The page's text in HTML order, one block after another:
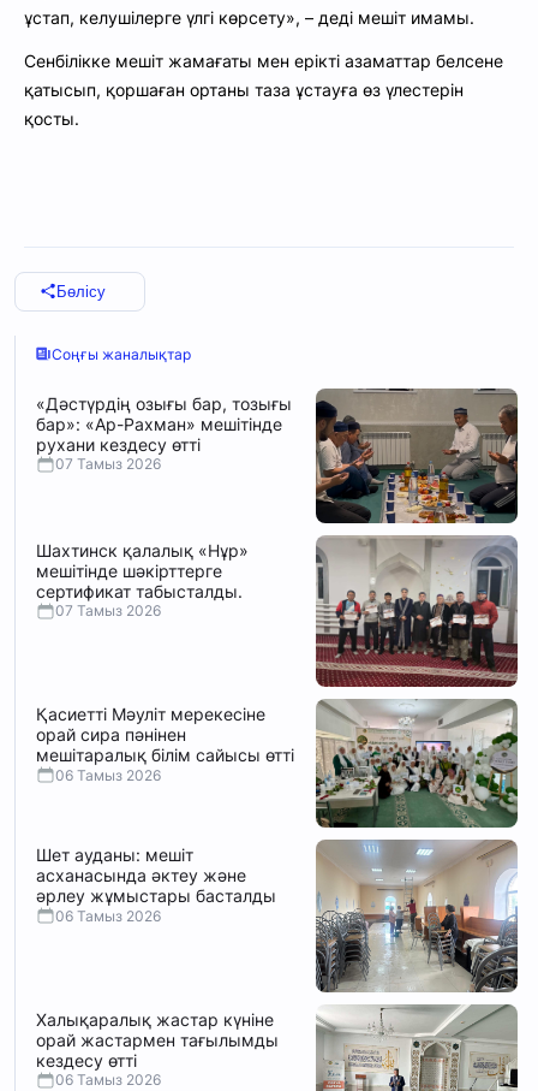
ұстап, келушілерге үлгі көрсету», – деді мешіт имамы.
Сенбілікке мешіт жамағаты мен ерікті азаматтар белсене
қатысып, қоршаған ортаны таза ұстауға өз үлестерін
қосты.
Бөлісу
Соңғы жаналықтар
«Дәстүрдің озығы бар, тозығы
бар»: «Ар-Рахман» мешітінде
рухани кездесу өтті
07 Тамыз 2026
Шахтинск қалалық «Нұр»
мешітінде шәкірттерге
сертификат табысталды.
07 Тамыз 2026
Қасиетті Мәуліт мерекесіне
орай сира пәнінен
мешітаралық білім сайысы өтті
06 Тамыз 2026
Шет ауданы: мешіт
асханасында әктеу және
әрлеу жұмыстары басталды
06 Тамыз 2026
Халықаралық жастар күніне
орай жастармен тағылымды
кездесу өтті
06 Тамыз 2026